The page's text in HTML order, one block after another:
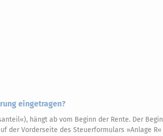
eingetragen?
hängt ab vom Beginn der Rente. Der
der Vorderseite des Steuerformulars »Anlage R«